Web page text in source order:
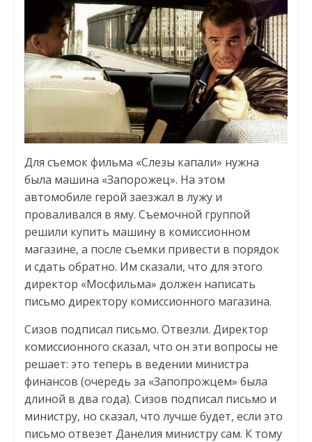
Для съемок фильма «Слезы капали» нужна
была машина «Запорожец». На этом
автомобиле герой заезжал в лужу и
проваливался в яму. Съемочной группой
решили купить машину в комиссионном
магазине, а после съемки привести в порядок
и сдать обратно. Им сказали, что для этого
директор «Мосфильма» должен написать
письмо директору комиссионного магазина.
Сизов подписал письмо. Отвезли. Директор
комиссионного сказал, что он эти вопросы не
решает: это теперь в ведении министра
финансов (очередь за «Запопрожцем» была
длиной в два года). Сизов подписал письмо и
министру, но сказал, что лучше будет, если это
письмо отвезет Данелия министру сам. К тому